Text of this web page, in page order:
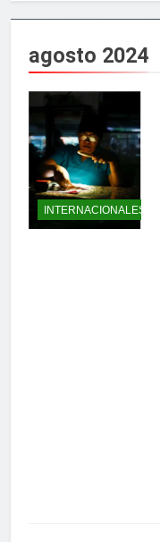
agosto 2024
INTERNACIONALES